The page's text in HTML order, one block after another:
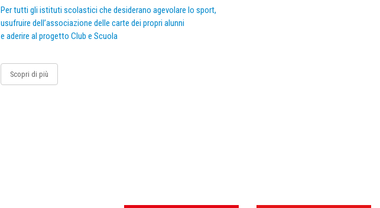
Per tutti gli istituti scolastici che desiderano agevolare lo sport,
usufruire dell’associazione delle carte dei propri alunni
e aderire al progetto Club e Scuola
Scopri di più